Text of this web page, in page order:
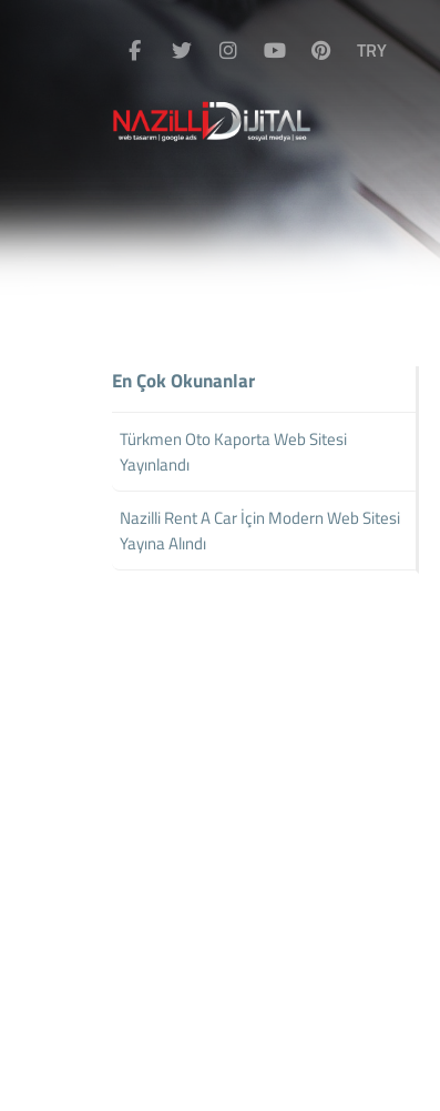
TRY
En Çok Okunanlar
Türkmen Oto Kaporta Web Sitesi
Yayınlandı
Nazilli Rent A Car İçin Modern Web Sitesi
Yayına Alındı